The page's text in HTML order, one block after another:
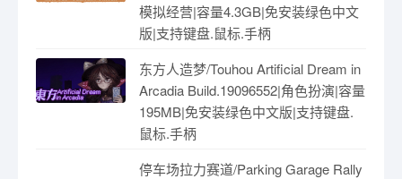
模拟经营|容量4.3GB|免安装绿色中文
版|支持键盘.鼠标.手柄
东方人造梦/Touhou Artificial Dream in
Arcadia Build.19096552|角色扮演|容量
195MB|免安装绿色中文版|支持键盘.
鼠标.手柄
停车场拉力赛道/Parking Garage Rally